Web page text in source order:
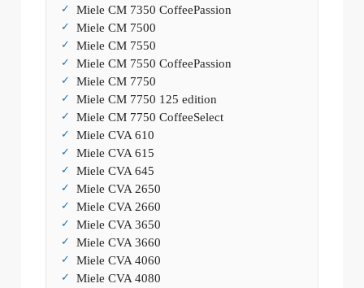
Miele CM 7350 CoffeePassion
Miele CM 7500
Miele CM 7550
Miele CM 7550 CoffeePassion
Miele CM 7750
Miele CM 7750 125 edition
Miele CM 7750 CoffeeSelect
Miele CVA 610
Miele CVA 615
Miele CVA 645
Miele CVA 2650
Miele CVA 2660
Miele CVA 3650
Miele CVA 3660
Miele CVA 4060
Miele CVA 4080